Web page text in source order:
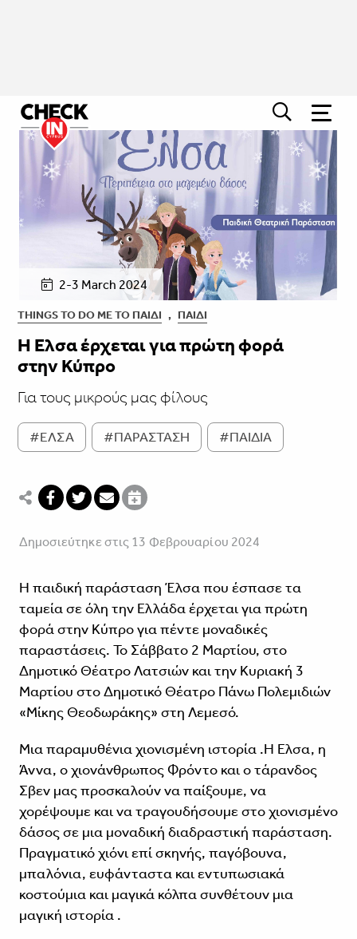
2-3 March 2024
THINGS TO DO ΜΕ ΤΟ ΠΑΙΔΊ , ΠΑΙΔΊ
Η Έλσα έρχεται για πρώτη φορά
στην Κύπρο
Για τους μικρούς μας φίλους
#ΕΛΣΑ #ΠΑΡΑΣΤΑΣΗ #ΠΑΙΔΙΑ
Δημοσιεύτηκε στις 13 Φεβρουαρίου 2024
Η παιδική παράσταση Έλσα που έσπασε τα
ταμεία σε όλη την Ελλάδα έρχεται για πρώτη
φορά στην Κύπρο για πέντε μοναδικές
παραστάσεις. Το Σάββατο 2 Μαρτίου, στο
Δημοτικό Θέατρο Λατσιών και την Κυριακή 3
Μαρτίου στο Δημοτικό Θέατρο Πάνω Πολεμιδιών
«Μίκης Θεοδωράκης» στη Λεμεσό.
Μια παραμυθένια χιονισμένη ιστορία .Η Έλσα, η
Άννα, ο χιονάνθρωπος Φρόντο και ο τάρανδος
Σβεν μας προσκαλούν να παίξουμε, να
χορέψουμε και να τραγουδήσουμε στο χιονισμένο
δάσος σε μια μοναδική διαδραστική παράσταση.
Πραγματικό χιόνι επί σκηνής, παγόβουνα,
μπαλόνια, ευφάνταστα και εντυπωσιακά
κοστούμια και μαγικά κόλπα συνθέτουν μια
μαγική ιστορία .